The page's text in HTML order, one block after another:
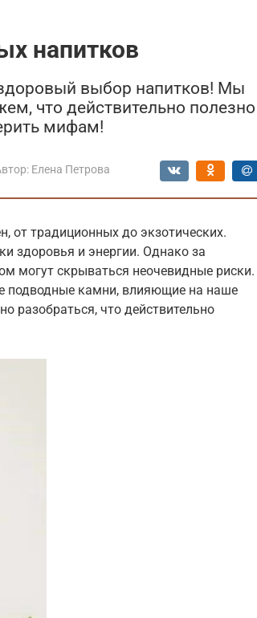
напитков
выбор напитков! Мы
что действительно полезно
мифам!
Елена Петрова
от традиционных до экзотических.
здоровья и энергии. Однако за
могут скрываться неочевидные риски.
подводные камни, влияющие на наше
разобраться, что действительно